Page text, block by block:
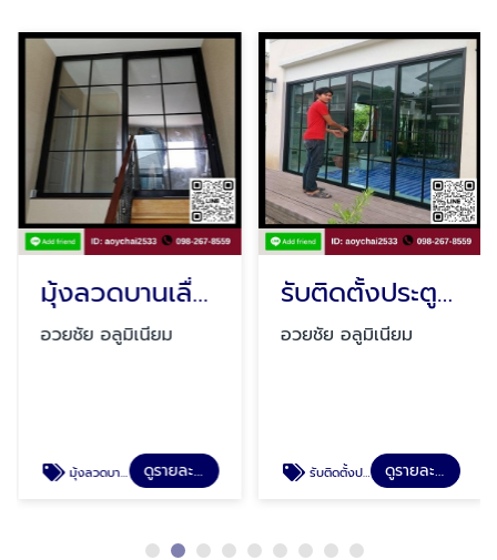
มุ้งลวดบานเลื่อน-บานเปิด-มุ้งจีบ มีนบุรี
อวยชัย อลูมิเนียม
มุ้งลวดบานเลื่อน-บานเปิด-มุ้งจีบ มีนบุรี ดูรายละเอียด
รับติดตั้งประตูกระจกอลูมิเนียม รามอินทรา
อวยชัย อลูมิเนียม
รับติดตั้งประตูกระจกอลูมิเนียม รามอินทรา ดูรายละเอียด